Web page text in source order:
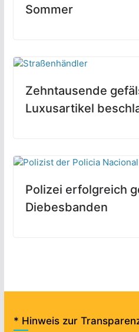
Sommer
Zehntausende
Luxusartikel
Polizei erfolgreich
Diebesbanden
* Hinweis zur